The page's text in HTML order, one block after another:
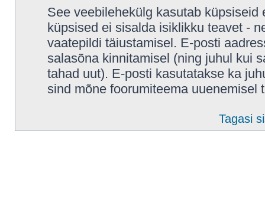
See veebilehekülg kasutab
küpsised ei sisalda isiklikku teavet -
vaatepildi täiustamisel. E-posti
salasõna kinnitamisel (ning juhul kui
tahad uut). E-posti kasutatakse ka
sind mõne foorumiteema uuenemisel
Tagasi